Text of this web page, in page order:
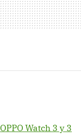
OPPO Watch 3 y 3